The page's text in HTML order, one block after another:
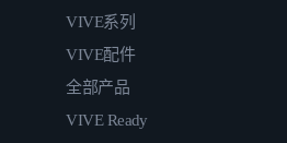
VIVE系列
VIVE配件
全部产品
VIVE Ready